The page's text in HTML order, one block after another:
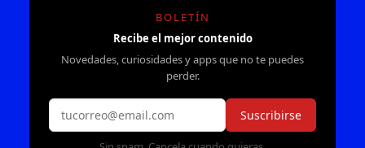
BOLETÍN
Recibe el mejor contenido
Novedades, curiosidades y apps que no te puedes
perder.
Suscribirse